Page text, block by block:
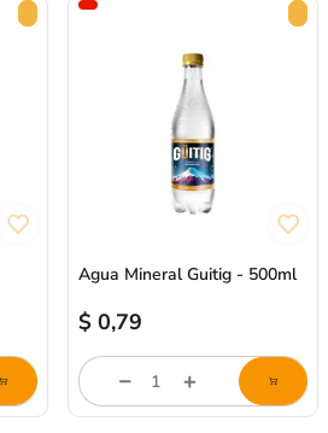
Agua Mineral Guitig - 500ml
$ 0,79
Cantidad
producto